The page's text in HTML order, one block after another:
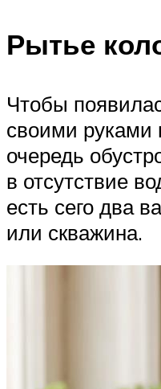
Рытье
Чтобы
своими руками
очередь
в отсутствие
есть сего два
или скважина.